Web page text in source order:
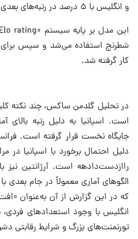
و انگلیس با ۵ درصد در رتبه‌های بعدی دیده می‌شوند.
شطرنج استفاده می‌شد و سپس برای
کار گرفته شد.
در تحلیل گلدمن ساکس، چند نکته
است. اسپانیا به دلیل رتبه بالای
جایگاه نخست قرار گرفته است.
دلیل احتمال برخورد با اسپانیا
راازدست‌دادهه است. آرژانتین نیز
الگوهای آماری معمولاً در جام
که در این گزارش از آن به‌عنوان
انگلیس با وجود استعدادهای
تورنمنت‌های بزرگ و شرایط رقابتی